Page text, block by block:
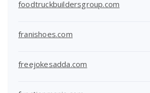
foodtruckbuildersgroup.com
franishoes.com
freejokesadda.com